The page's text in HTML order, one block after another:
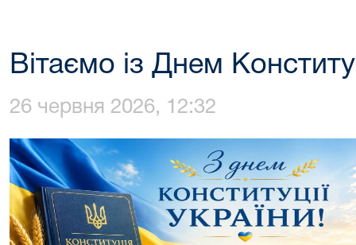
Вітаємо із Днем
26 червня 2026, 12:32